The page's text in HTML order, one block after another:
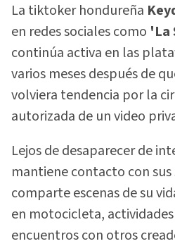
La tiktoker hondureña
en redes sociales como 'La
continúa activa en las
varios meses después de
volviera tendencia por la
autorizada de un video
Lejos de desaparecer de
mantiene contacto con sus
comparte escenas de su
en motocicleta,
encuentros con otros